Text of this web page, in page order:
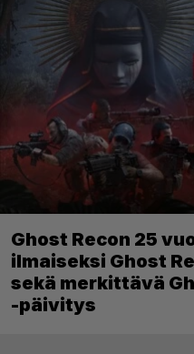
Ghost Recon 25
ilmaiseksi Ghost
sekä merkittävä
-päivitys